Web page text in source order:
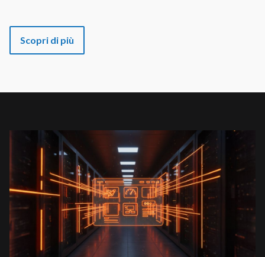
Scopri di più